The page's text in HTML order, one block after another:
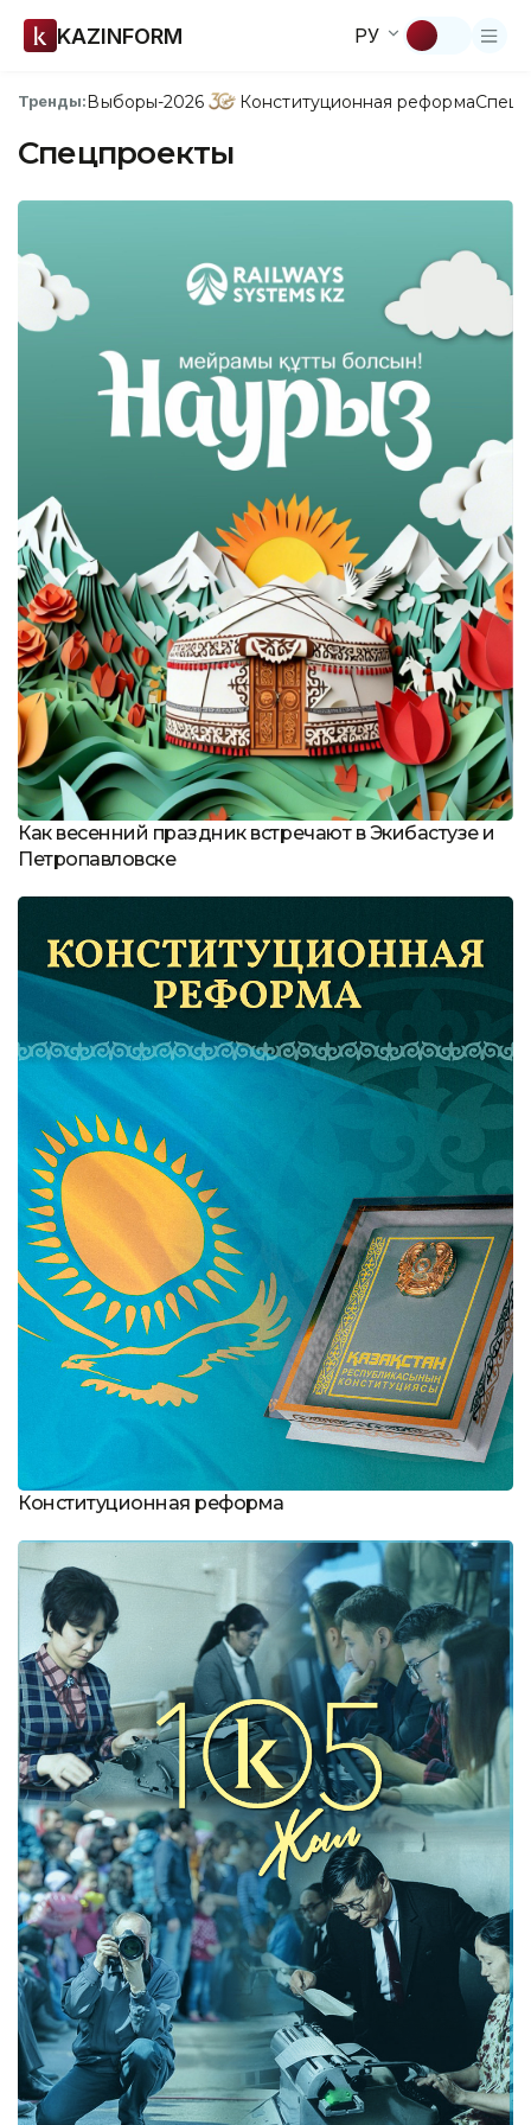
KAZINFORM РУ
Тренды:Выборы-2026 Конституционная реформа
Спецпроекты
Как весенний праздник встречают в Экибастузе и
Петропавловске
Конституционная реформа